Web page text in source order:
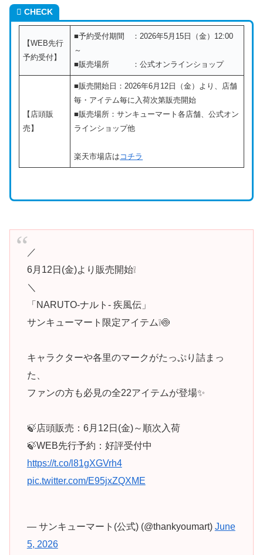
CHECK
【WEB先行
予約受付】
■予約受付期間 ：2026年5月15日（金）12:00
～
■販売場所 ：公式オンラインショップ
【店頭販
売】
■販売開始日：2026年6月12日（金）より、店舗
毎・アイテム毎に入荷次第販売開始
■販売場所：サンキューマート各店舗、公式オン
ラインショップ他
楽天市場店は コチラ
／
6月12日(金)より販売開始❕
＼
「NARUTO-ナルト- 疾風伝」
サンキューマート限定アイテム❕🍥
キャラクターや各里のマークがたっぷり詰まっ
た、
ファンの方も必見の全22アイテムが登場✨
🍃店頭販売：6月12日(金)～順次入荷
🍃WEB先行予約：好評受付中
https://t.co/l81gXGVrh4
pic.twitter.com/E95jxZQXME
— サンキューマート(公式) (@thankyoumart) June
5, 2026